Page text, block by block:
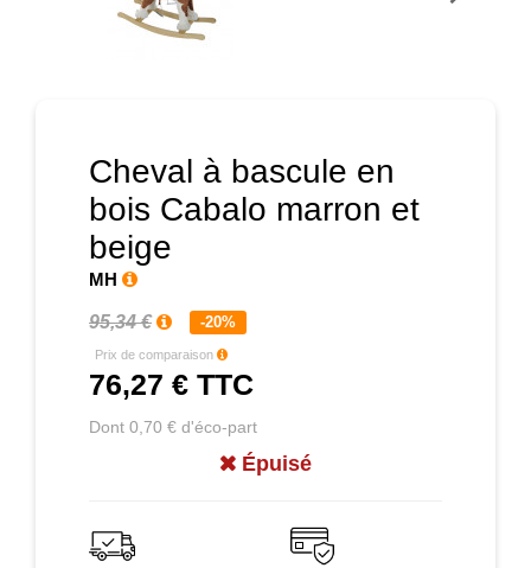
Cheval à bascule en
bois Cabalo marron et
beige
MH
95,34 € -20%
Prix de comparaison
76,27 € TTC
Dont 0,70 € d'éco-part
Épuisé